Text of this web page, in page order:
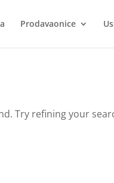
Prodavaonice
Try refining your